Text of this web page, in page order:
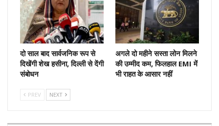
दो साल बाद सार्वजनिक रूप से
दिखेंगी शेख हसीना, दिल्ली से देंगी
संबोधन
अगले दो महीने सस्ता लोन मिलने
की उम्मीद कम, फिलहाल EMI में
भी राहत के आसार नहीं
PREV NEXT